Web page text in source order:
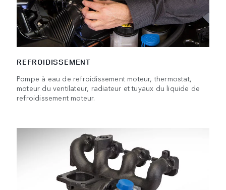
REFROIDISSEMENT
Pompe à eau de refroidissement moteur, thermostat,
moteur du ventilateur, radiateur et tuyaux du liquide de
refroidissement moteur.